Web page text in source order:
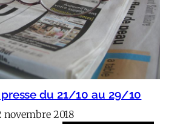
du 21/10 au 29/10
novembre 2018